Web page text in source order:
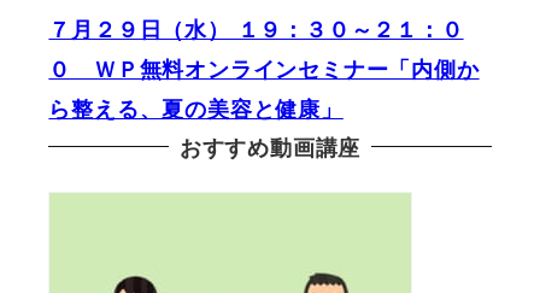
７月２９日（水） １９：３０～２１：０
０ ＷＰ無料オンラインセミナー「内側か
ら整える、夏の美容と健康」
おすすめ動画講座